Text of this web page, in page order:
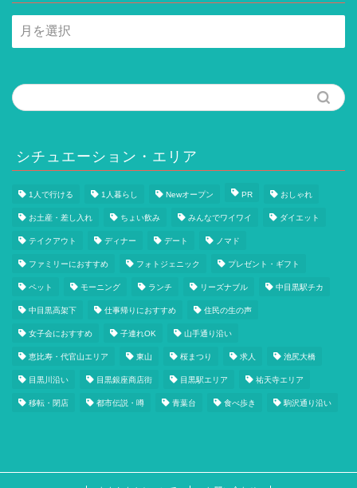
月
別
一
覧
シチュエーション・エリア
1人で行ける 1人暮らし Newオープン PR おしゃれ
お土産・差し入れ ちょい飲み みんなでワイワイ ダイエット
テイクアウト ディナー デート ノマド
ファミリーにおすすめ フォトジェニック プレゼント・ギフト
ペット モーニング ランチ リーズナブル 中目黒駅チカ
中目黒高架下 仕事帰りにおすすめ 住民の生の声
女子会におすすめ 子連れOK 山手通り沿い
恵比寿・代官山エリア 東山 桜まつり 求人 池尻大橋
目黒川沿い 目黒銀座商店街 目黒駅エリア 祐天寺エリア
移転・閉店 都市伝説・噂 青葉台 食べ歩き 駒沢通り沿い